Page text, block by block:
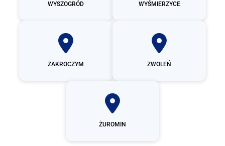
WYSZOGRÓD WYŚMIERZYCE
ZAKROCZYM ZWOLEŃ
ŻUROMIN